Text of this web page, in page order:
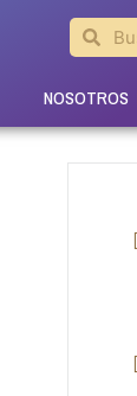
NOSOTROS